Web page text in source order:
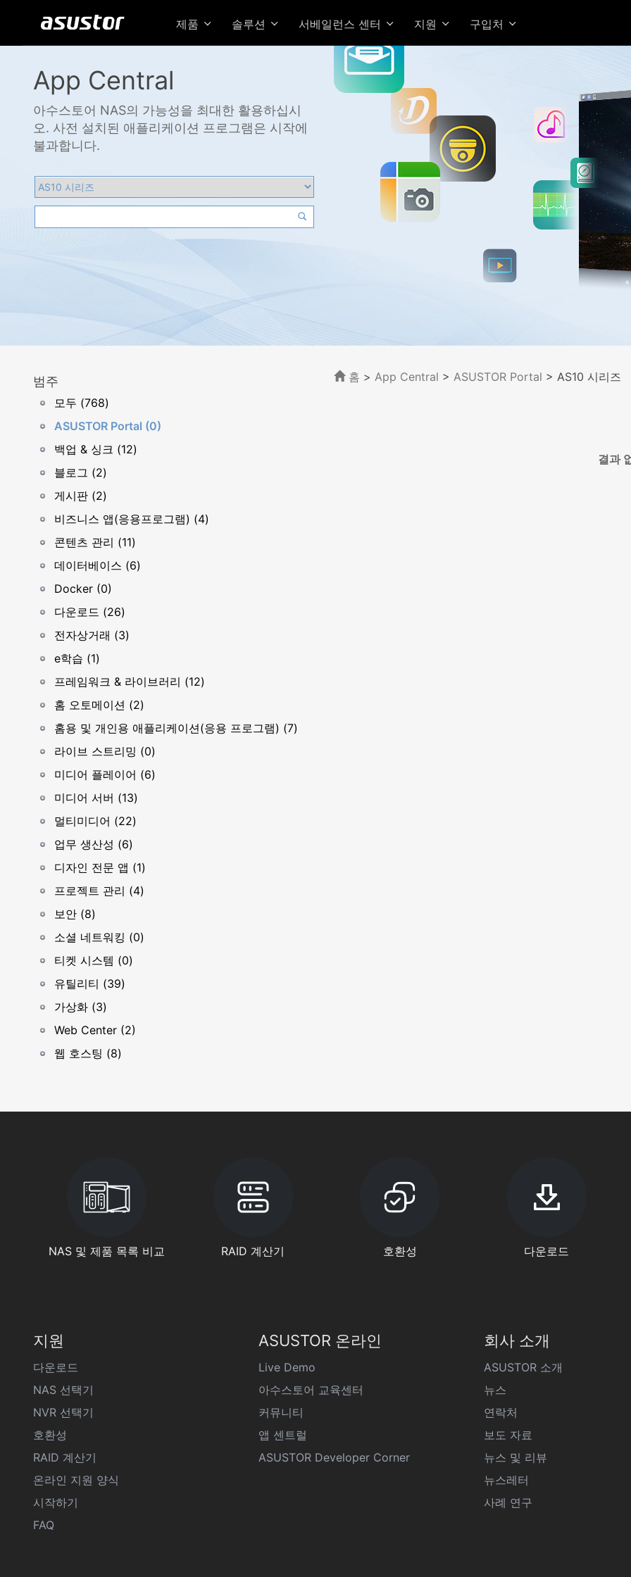
제품 솔루션 서베일런스 센터 지원 구입처
App Central
아수스토어 NAS의 가능성을 최대한 활용하십시
오. 사전 설치된 애플리케이션 프로그램은 시작에
불과합니다.
범주
모두 (768)
ASUSTOR Portal (0)
백업 & 싱크 (12)
블로그 (2)
게시판 (2)
비즈니스 앱(응용프로그램) (4)
콘텐츠 관리 (11)
데이터베이스 (6)
Docker (0)
다운로드 (26)
전자상거래 (3)
e학습 (1)
프레임워크 & 라이브러리 (12)
홈 오토메이션 (2)
홈용 및 개인용 애플리케이션(응용 프로그램) (7)
라이브 스트리밍 (0)
미디어 플레이어 (6)
미디어 서버 (13)
멀티미디어 (22)
업무 생산성 (6)
디자인 전문 앱 (1)
프로젝트 관리 (4)
보안 (8)
소셜 네트워킹 (0)
티켓 시스템 (0)
유틸리티 (39)
가상화 (3)
Web Center (2)
웹 호스팅 (8)
홈 > App Central > ASUSTOR Portal > AS10 시리즈
결과
NAS 및 제품 목록 비교 RAID 계산기 호환성 다운로드
지원
다운로드
NAS 선택기
NVR 선택기
호환성
RAID 계산기
온라인 지원 양식
시작하기
FAQ
ASUSTOR 온라인
Live Demo
아수스토어 교육센터
커뮤니티
앱 센트럴
ASUSTOR Developer Corner
회사 소개
ASUSTOR 소개
뉴스
연락처
보도 자료
뉴스 및 리뷰
뉴스레터
사례 연구